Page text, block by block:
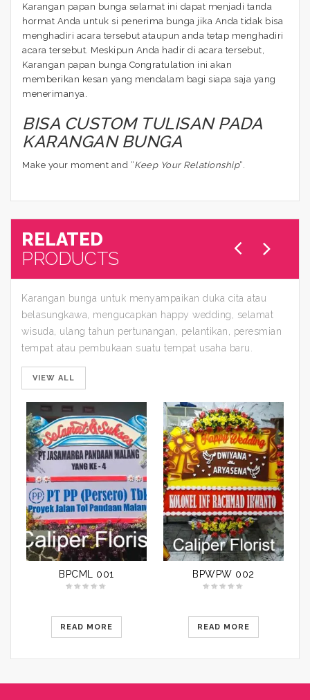
Karangan papan bunga selamat ini dapat menjadi tanda
hormat Anda untuk si penerima bunga jika Anda tidak bisa
menghadiri acara tersebut ataupun anda tetap menghadiri
acara tersebut. Meskipun Anda hadir di acara tersebut,
Karangan papan bunga Congratulation ini akan
memberikan kesan yang mendalam bagi siapa saja yang
menerimanya.
BISA CUSTOM TULISAN PADA
KARANGAN BUNGA
Make your moment and “Keep Your Relationship“.
RELATED
PRODUCTS
Karangan bunga untuk menyampaikan duka cita atau
belasungkawa, mengucapkan happy wedding, selamat
wisuda, ulang tahun pertunangan, pelantikan, peresmian
tempat atau pembukaan suatu tempat usaha baru.
VIEW ALL
BPCML 001
READ MORE
BPWPW 002
READ MORE